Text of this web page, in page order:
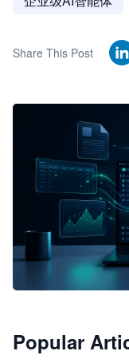
Share This Post
JimoClaw 桌面
Popular